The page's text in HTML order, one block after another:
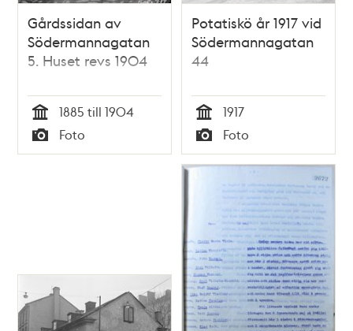
Gårdssidan av
Södermannagatan
5. Huset revs 1904
Tid
1885 till 1904
Typ
Foto
Potatiskö år 1917 vid
Södermannagatan
44
Tid
1917
Typ
Foto